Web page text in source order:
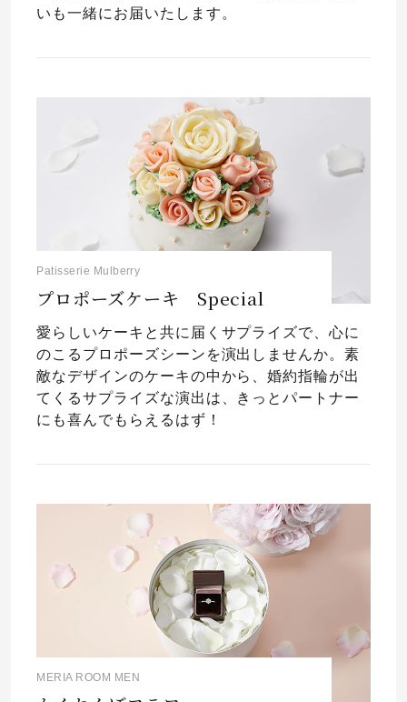
いも一緒にお届いたします。
Patisserie Mulberry
プロポーズケーキ Special
愛らしいケーキと共に届くサプライズで、心に
のこるプロポーズシーンを演出しませんか。素
敵なデザインのケーキの中から、婚約指輪が出
てくるサプライズな演出は、きっとパートナー
にも喜んでもらえるはず！
MERIA ROOM MEN